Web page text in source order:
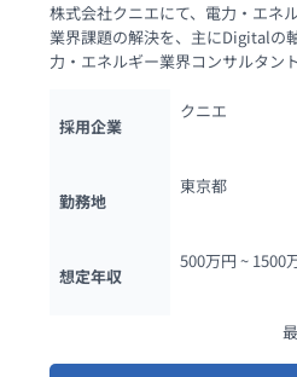
株式会社クニエにて、電力・エネ
業界課題の解決を、主にDigital
力・エネルギー業界コンサルタン
採用企業
クニエ
勤務地
東京都
想定年収
500万円 ~ 1500